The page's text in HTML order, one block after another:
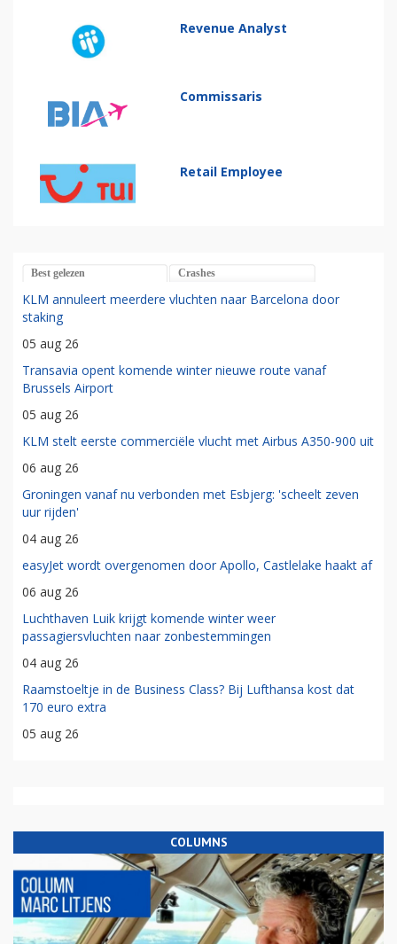
Revenue Analyst
Commissaris
Retail Employee
Best gelezen Crashes
KLM annuleert meerdere vluchten naar Barcelona door
staking
05 aug 26
Transavia opent komende winter nieuwe route vanaf
Brussels Airport
05 aug 26
KLM stelt eerste commerciële vlucht met Airbus A350-900 uit
06 aug 26
Groningen vanaf nu verbonden met Esbjerg: 'scheelt zeven
uur rijden'
04 aug 26
easyJet wordt overgenomen door Apollo, Castlelake haakt af
06 aug 26
Luchthaven Luik krijgt komende winter weer
passagiersvluchten naar zonbestemmingen
04 aug 26
Raamstoeltje in de Business Class? Bij Lufthansa kost dat
170 euro extra
05 aug 26
COLUMNS